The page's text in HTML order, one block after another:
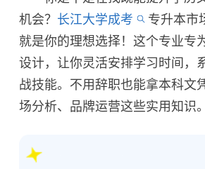
机会？ 长江大学成考
专升本市
就是你的理想选择！这个专业专
设计，让你灵活安排学习时间，
战技能。不用辞职也能拿本科文
场分析、品牌运营这些实用知识。